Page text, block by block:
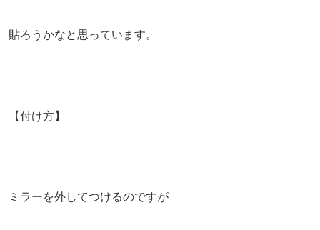
貼ろうかなと思っています。
【付け方】
ミラーを外してつけるのですが